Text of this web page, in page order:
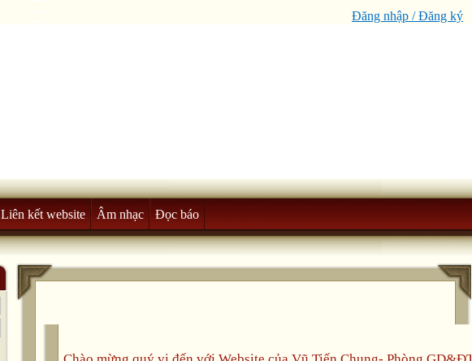
Đăng nhập / Đăng ký
Liên kết website Âm nhạc Đọc báo